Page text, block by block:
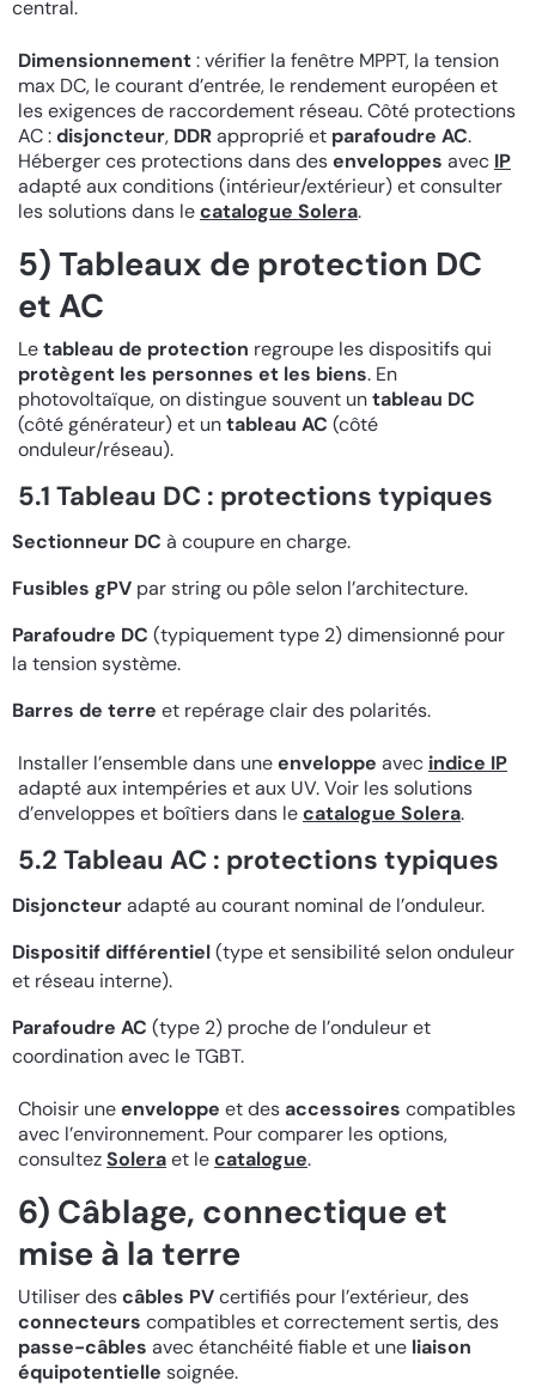
central.
Dimensionnement: vérifier la fenêtre MPPT, la tension
max DC, le courant d’entrée, le rendement européen et
les exigences de raccordement réseau. Côté protections
AC :disjoncteur, DDRapproprié et parafoudre AC.
Héberger ces protections dans desenveloppes avec IP
adapté aux conditions (intérieur/extérieur) et consulter
les solutions dans lecatalogue Solera.
5) Tableaux de protection DC
et AC
Letableau de protection regroupe les dispositifs qui
protègent les personnes et les biens. En
photovoltaïque, on distingue souvent untableau DC
(côté générateur) et untableau AC (côté
onduleur/réseau).
5.1 Tableau DC : protections typiques
Sectionneur DC à coupure en charge.
Fusibles gPV par string ou pôle selon l’architecture.
Parafoudre DC (typiquement type 2) dimensionné pour
la tension système.
Barres de terre et repérage clair des polarités.
Installer l’ensemble dans uneenveloppe avec indice IP
adapté aux intempéries et aux UV. Voir les solutions
d’enveloppes et boîtiers dans lecatalogue Solera.
5.2 Tableau AC : protections typiques
Disjoncteuradapté au courant nominal de l’onduleur.
Dispositif différentiel(type et sensibilité selon onduleur
et réseau interne).
Parafoudre AC (type 2) proche de l’onduleur et
coordination avec le TGBT.
Choisir uneenveloppe et desaccessoires compatibles
avec l’environnement. Pour comparer les options,
consultezSoleraet lecatalogue.
6) Câblage, connectique et
mise à la terre
Utiliser descâbles PVcertifiés pour l’extérieur, des
connecteurs compatibles et correctement sertis, des
passe-câbles avec étanchéité fiable et une liaison
équipotentielle soignée.